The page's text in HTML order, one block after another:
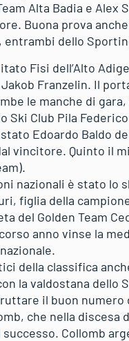
Alta Badia e Alex
Buona prova
entrambi dello
Fisi dell’Alto
Franzelin. Il
le manche di gara,
Ski Club Pila
Edoardo Baldo
vincitore. Quinto il
nazionali è stato lo
figlia della
del Golden Team
anno vinse la
della classifica
la valdostana dello
il buon
che nella discesa
Collomb